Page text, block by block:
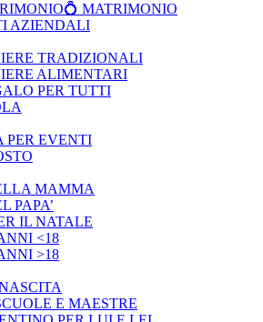
💍 MATRIMONIO
AZIENDALI
TRADIZIONALI
ALIMENTARI
PER TUTTI
PER EVENTI
MAMMA
PAPA’
IL NATALE
<18
>18
E MAESTRE